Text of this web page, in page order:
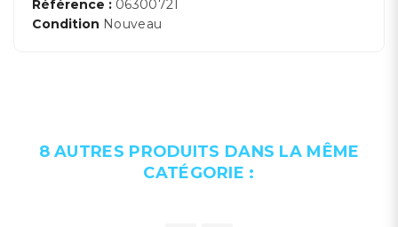
Référence : 06300721
Condition Nouveau
8 AUTRES PRODUITS DANS LA MÊME
CATÉGORIE :